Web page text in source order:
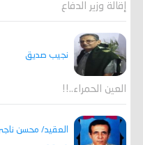
إقالة وزير الدفاع
نجيب صديق
العين الحمراء..!!
العقيد/ محسن